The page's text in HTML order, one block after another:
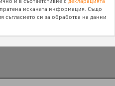
исканата информация. Също
съгласието си за обработка на данни